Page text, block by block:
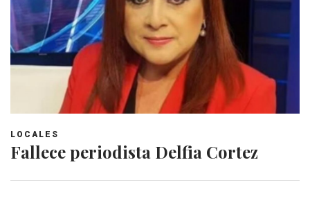
LOCALES
Fallece periodista Delfia Cortez